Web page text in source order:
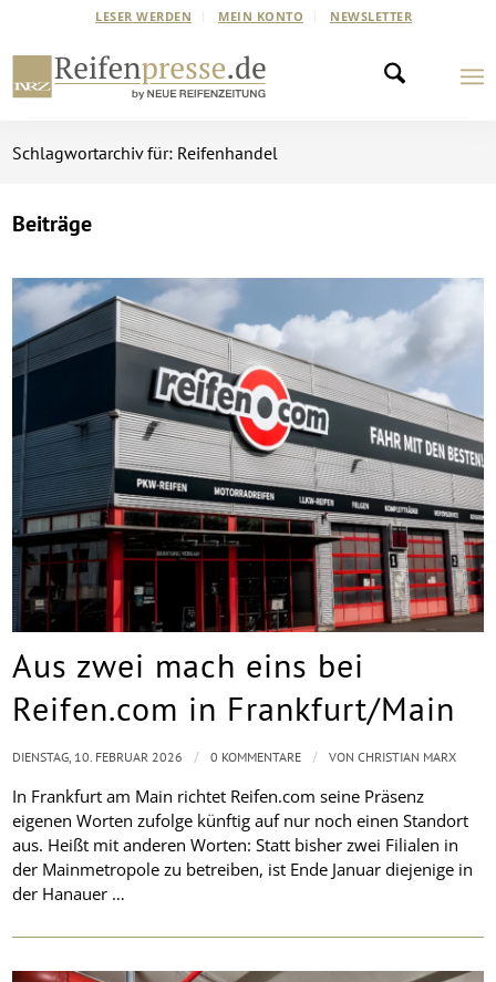
LESER WERDEN MEIN KONTO NEWSLETTER
Schlagwortarchiv für: Reifenhandel
Beiträge
Aus zwei mach eins bei
Reifen.com in Frankfurt/Main
In Frankfurt am Main richtet Reifen.com seine Präsenz
eigenen Worten zufolge künftig auf nur noch einen Standort
aus. Heißt mit anderen Worten: Statt bisher zwei Filialen in
der Mainmetropole zu betreiben, ist Ende Januar diejenige in
der Hanauer …
DIENSTAG, 10. FEBRUAR 2026 / 0 KOMMENTARE / VONCHRISTIAN MARX